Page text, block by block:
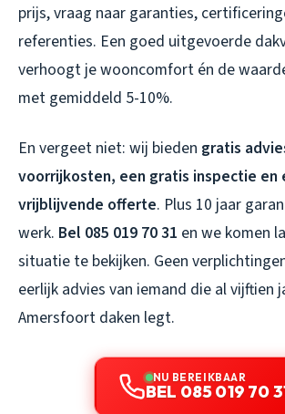
prijs, vraag naar garanties,
referenties. Een goed uitgevoerde
verhoogt je wooncomfort én de
met gemiddeld 5-10%.
En vergeet niet: wij bieden gratis
voorrijkosten, een gratis inspectie en
vrijblijvende offerte. Plus 10 jaar
werk. Bel 085 019 70 31 en we komen
situatie te bekijken. Geen
eerlijk advies van iemand die al vijftien
Amersfoort daken legt.
NU BEREIKBAAR
BEL 085 019 70